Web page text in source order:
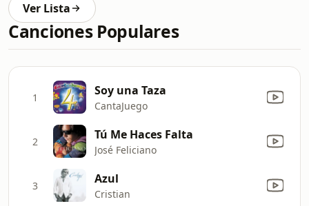
Ver Lista
Canciones Populares
1 Soy una Taza
CantaJuego
2 Tú Me Haces Falta
José Feliciano
3 Azul
Cristian